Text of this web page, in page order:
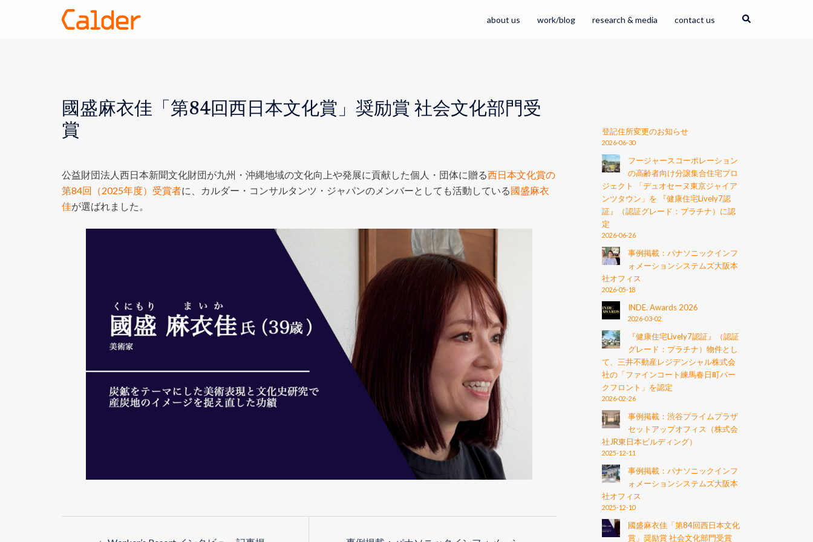
about us work/blog research & media contact us
國盛麻衣佳「第84回西日本文化賞」奨励賞 社会文化部門受
賞
公益財団法人西日本新聞文化財団が九州・沖縄地域の文化向上や発展に貢献した個人・団体に贈る西日本文化賞の
第84回（2025年度）受賞者に、カルダー・コンサルタンツ・ジャパンのメンバーとしても活動している國盛麻衣
佳が選ばれました。
登記住所変更のお知らせ
2026-06-30
フージャースコーポレーション
の高齢者向け分譲集合住宅プロ
ジェクト 「デュオセーヌ東京ジャイア
ンツタウン」を 『健康住宅Lively7認
証』（認証グレード：プラチナ）に認
定
2026-06-26
事例掲載：パナソニックインフ
ォメーションシステムズ大阪本
社オフィス
2026-05-18
INDE. Awards 2026
2026-03-02
『健康住宅Lively7認証』（認証
グレード：プラチナ）物件とし
て、三井不動産レジデンシャル株式会
社の「ファインコート練馬春日町パー
クフロント」を認定
2026-02-26
事例掲載：渋谷プライムプラザ
セットアップオフィス（株式会
社JR東日本ビルディング）
2025-12-11
事例掲載：パナソニックインフ
ォメーションシステムズ大阪本
社オフィス
2025-12-10
國盛麻衣佳「第84回西日本文化
賞」奨励賞 社会文化部門受賞